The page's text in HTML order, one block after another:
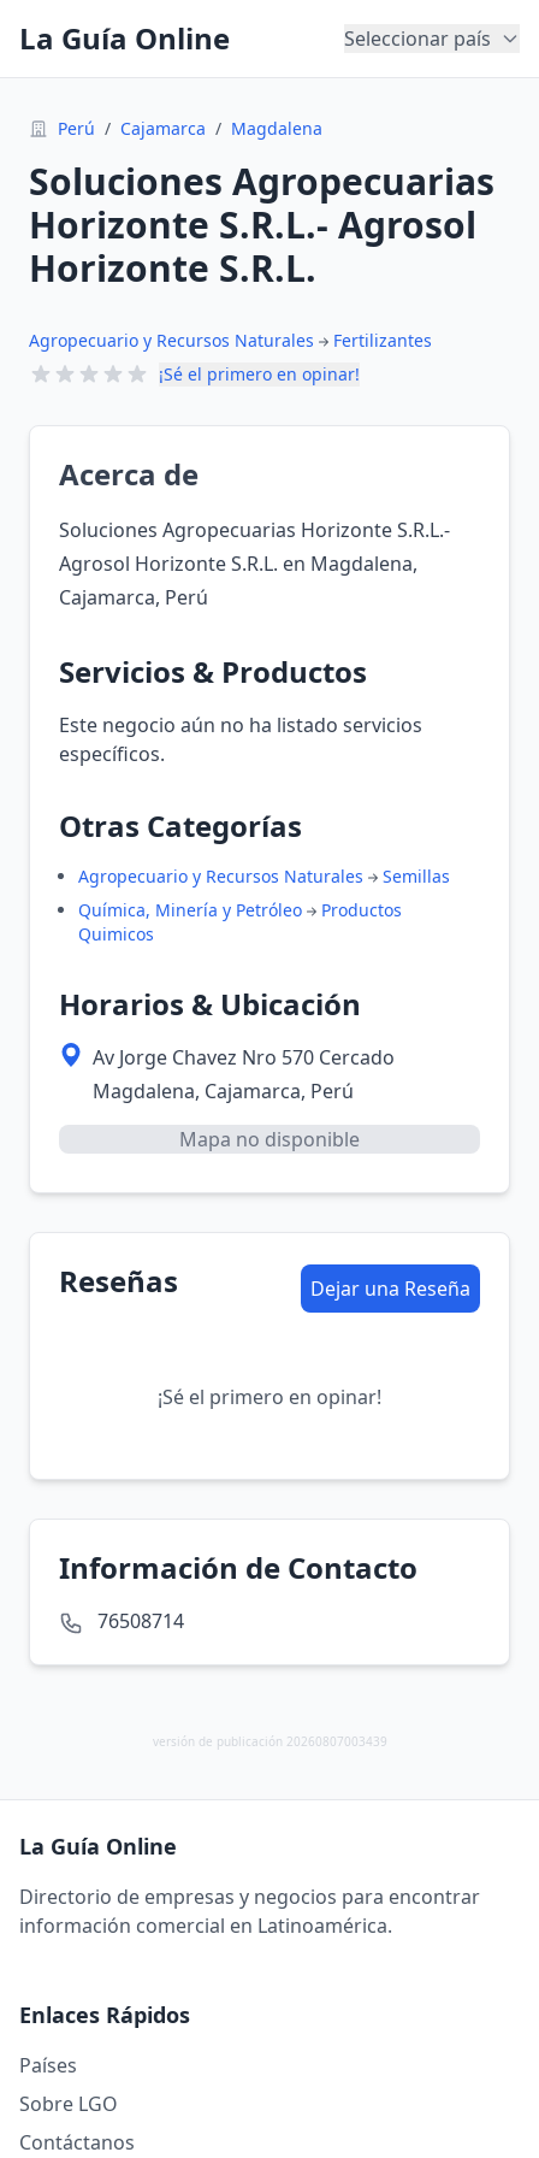
La Guía Online Seleccionar país
Perú / Cajamarca / Magdalena
Soluciones Agropecuarias
Horizonte S.R.L.- Agrosol
Horizonte S.R.L.
Agropecuario y Recursos Naturales
Fertilizantes
¡Sé el primero en opinar!
Acerca de
Soluciones Agropecuarias Horizonte S.R.L.-
Agrosol Horizonte S.R.L. en Magdalena,
Cajamarca, Perú
Servicios & Productos
Este negocio aún no ha listado servicios
específicos.
Otras Categorías
Agropecuario y Recursos Naturales
Semillas
Química, Minería y Petróleo
Productos
Quimicos
Horarios & Ubicación
Av Jorge Chavez Nro 570 Cercado
Magdalena, Cajamarca, Perú
Mapa no disponible
Reseñas Dejar una Reseña
¡Sé el primero en opinar!
Información de Contacto
76508714
versión de publicación 20260807003439
La Guía Online
Directorio de empresas y negocios para encontrar
información comercial en Latinoamérica.
Enlaces Rápidos
Países
Sobre LGO
Contáctanos